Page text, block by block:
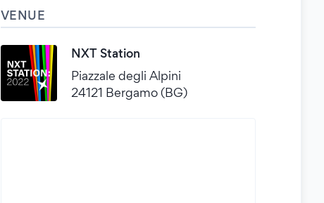
VENUE
NXT Station
Piazzale degli Alpini
24121 Bergamo (BG)